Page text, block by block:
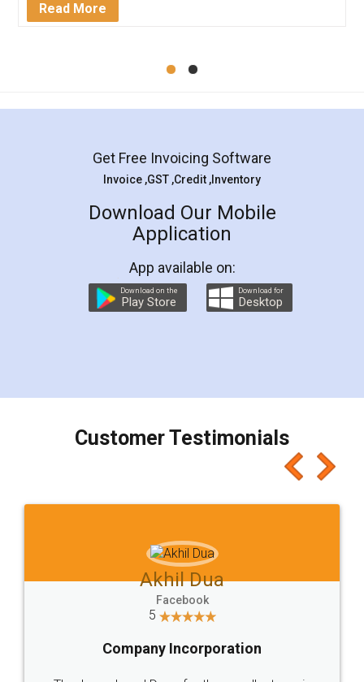
Read More
Get Free Invoicing Software
Invoice ,GST ,Credit ,Inventory
Download Our Mobile
Application
App available on:
Download on the
Play Store
Download for
Desktop
Customer Testimonials
Akhil Dua
Facebook
5
Company Incorporation